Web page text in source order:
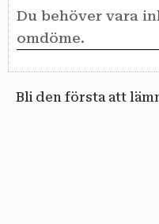
Bli den första att